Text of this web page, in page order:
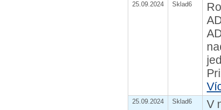
25.09.2024 Sklad6
25.09.2024 Sklad6
V